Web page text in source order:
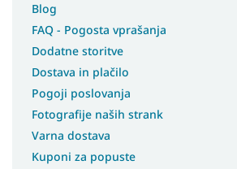
Blog
FAQ - Pogosta vprašanja
Dodatne storitve
Dostava in plačilo
Pogoji poslovanja
Fotografije naših strank
Varna dostava
Kuponi za popuste